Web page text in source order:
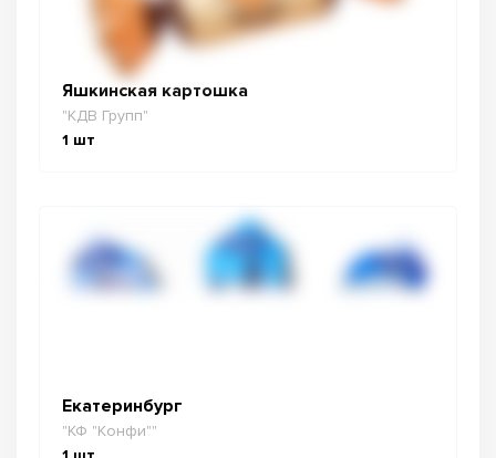
Яшкинская картошка
"КДВ Групп"
1 шт
Екатеринбург
"КФ "Конфи""